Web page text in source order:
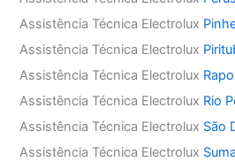
Assistência Técnica Electrolux
Assistência Técnica Electrolux
Assistência Técnica Electrolux
Assistência Técnica Electrolux Rio
Assistência Técnica Electrolux São
Assistência Técnica Electrolux